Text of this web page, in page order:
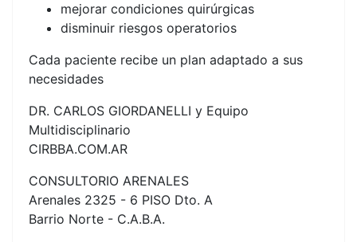
mejorar condiciones quirúrgicas
disminuir riesgos operatorios
Cada paciente recibe un plan adaptado a sus
necesidades
DR. CARLOS GIORDANELLI y Equipo
Multidisciplinario
CIRBBA.COM.AR
CONSULTORIO ARENALES
Arenales 2325 - 6 PISO Dto. A
Barrio Norte - C.A.B.A.